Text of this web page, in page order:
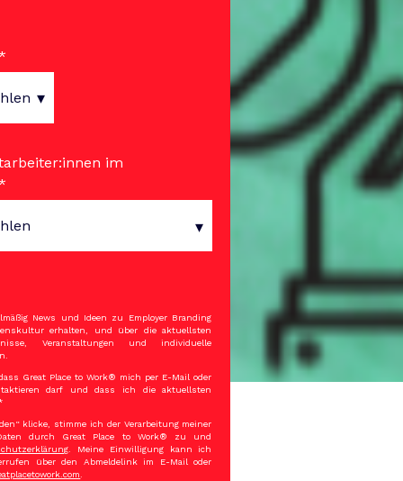
im
News und Ideen zu Employer Branding
erhalten, und über die aktuellsten
Veranstaltungen und individuelle
Great Place to Work® mich per E-Mail oder
darf und dass ich die aktuellsten
klicke, stimme ich der Verarbeitung meiner
Daten durch Great Place to Work® zu und
. Meine Einwilligung kann ich
über den Abmeldelink im E-Mail oder